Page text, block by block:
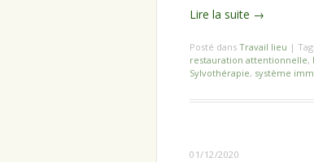
Lire la suite →
Posté dans Travail lieu |
restauration attentionnelle,
Sylvothérapie, système
01/12/2020